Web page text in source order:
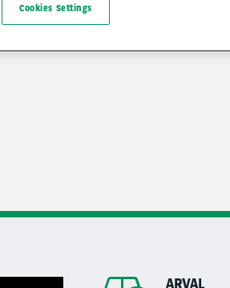
ARVAL
Cookies Settings